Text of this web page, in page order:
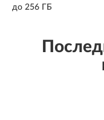
до 256 ГБ